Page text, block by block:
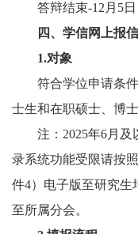
答辩结束-12月5日
四、学信网上报
1.对象
符合学位申请条
士生和在职硕士、博士
注：2025年6月
录系统功能受限请按
件4）电子版至研究生
至所属分会。